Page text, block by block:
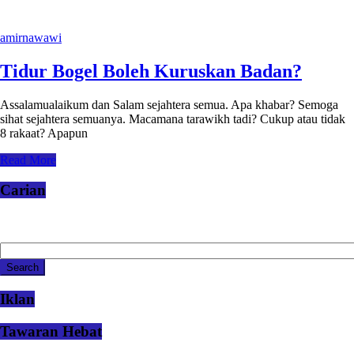
amirnawawi
Tidur Bogel Boleh Kuruskan Badan?
Assalamualaikum dan Salam sejahtera semua. Apa khabar? Semoga
sihat sejahtera semuanya. Macamana tarawikh tadi? Cukup atau tidak
8 rakaat? Apapun
Read More
Carian
Iklan
Tawaran Hebat